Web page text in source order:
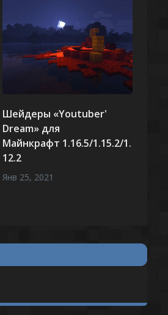
Шейдеры «Youtuber'
Dream» для
Майнкрафт 1.16.5/1.15.2/1.
12.2
Янв 25, 2021